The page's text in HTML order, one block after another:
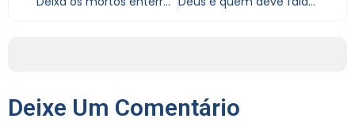
Deixe Um Comentário